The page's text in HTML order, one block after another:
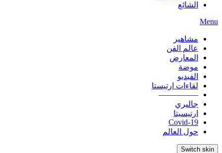
الشائع
Menu
مشاهير
عالم الفن
المعارض
موضة
الفيديو
لقاءات ارتيستا
—————
جاليري
ارتيسيتا
Covid-19
حول العالم
Switch skin